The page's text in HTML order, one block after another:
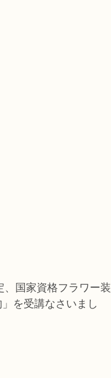
、国家資格フラワー装
を受講なさいまし